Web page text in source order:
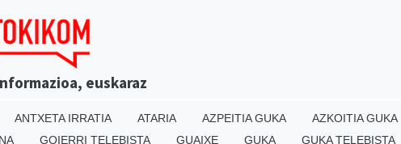
euskaraz
ANTXETA IRRATIA ATARIA AZPEITIA GUKA AZKOITIA GUKA
GOIERRI TELEBISTA GUAIXE GUKA GUKA TELEBISTA